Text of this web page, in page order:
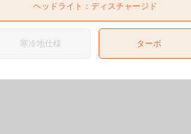
ヘッドライト： ディスチャージド
寒冷地仕様 ターボ